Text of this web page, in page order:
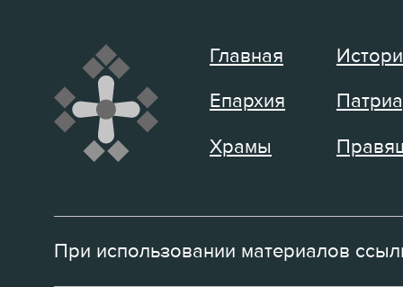
Главная
Епархия
Храмы
При использовании материалов